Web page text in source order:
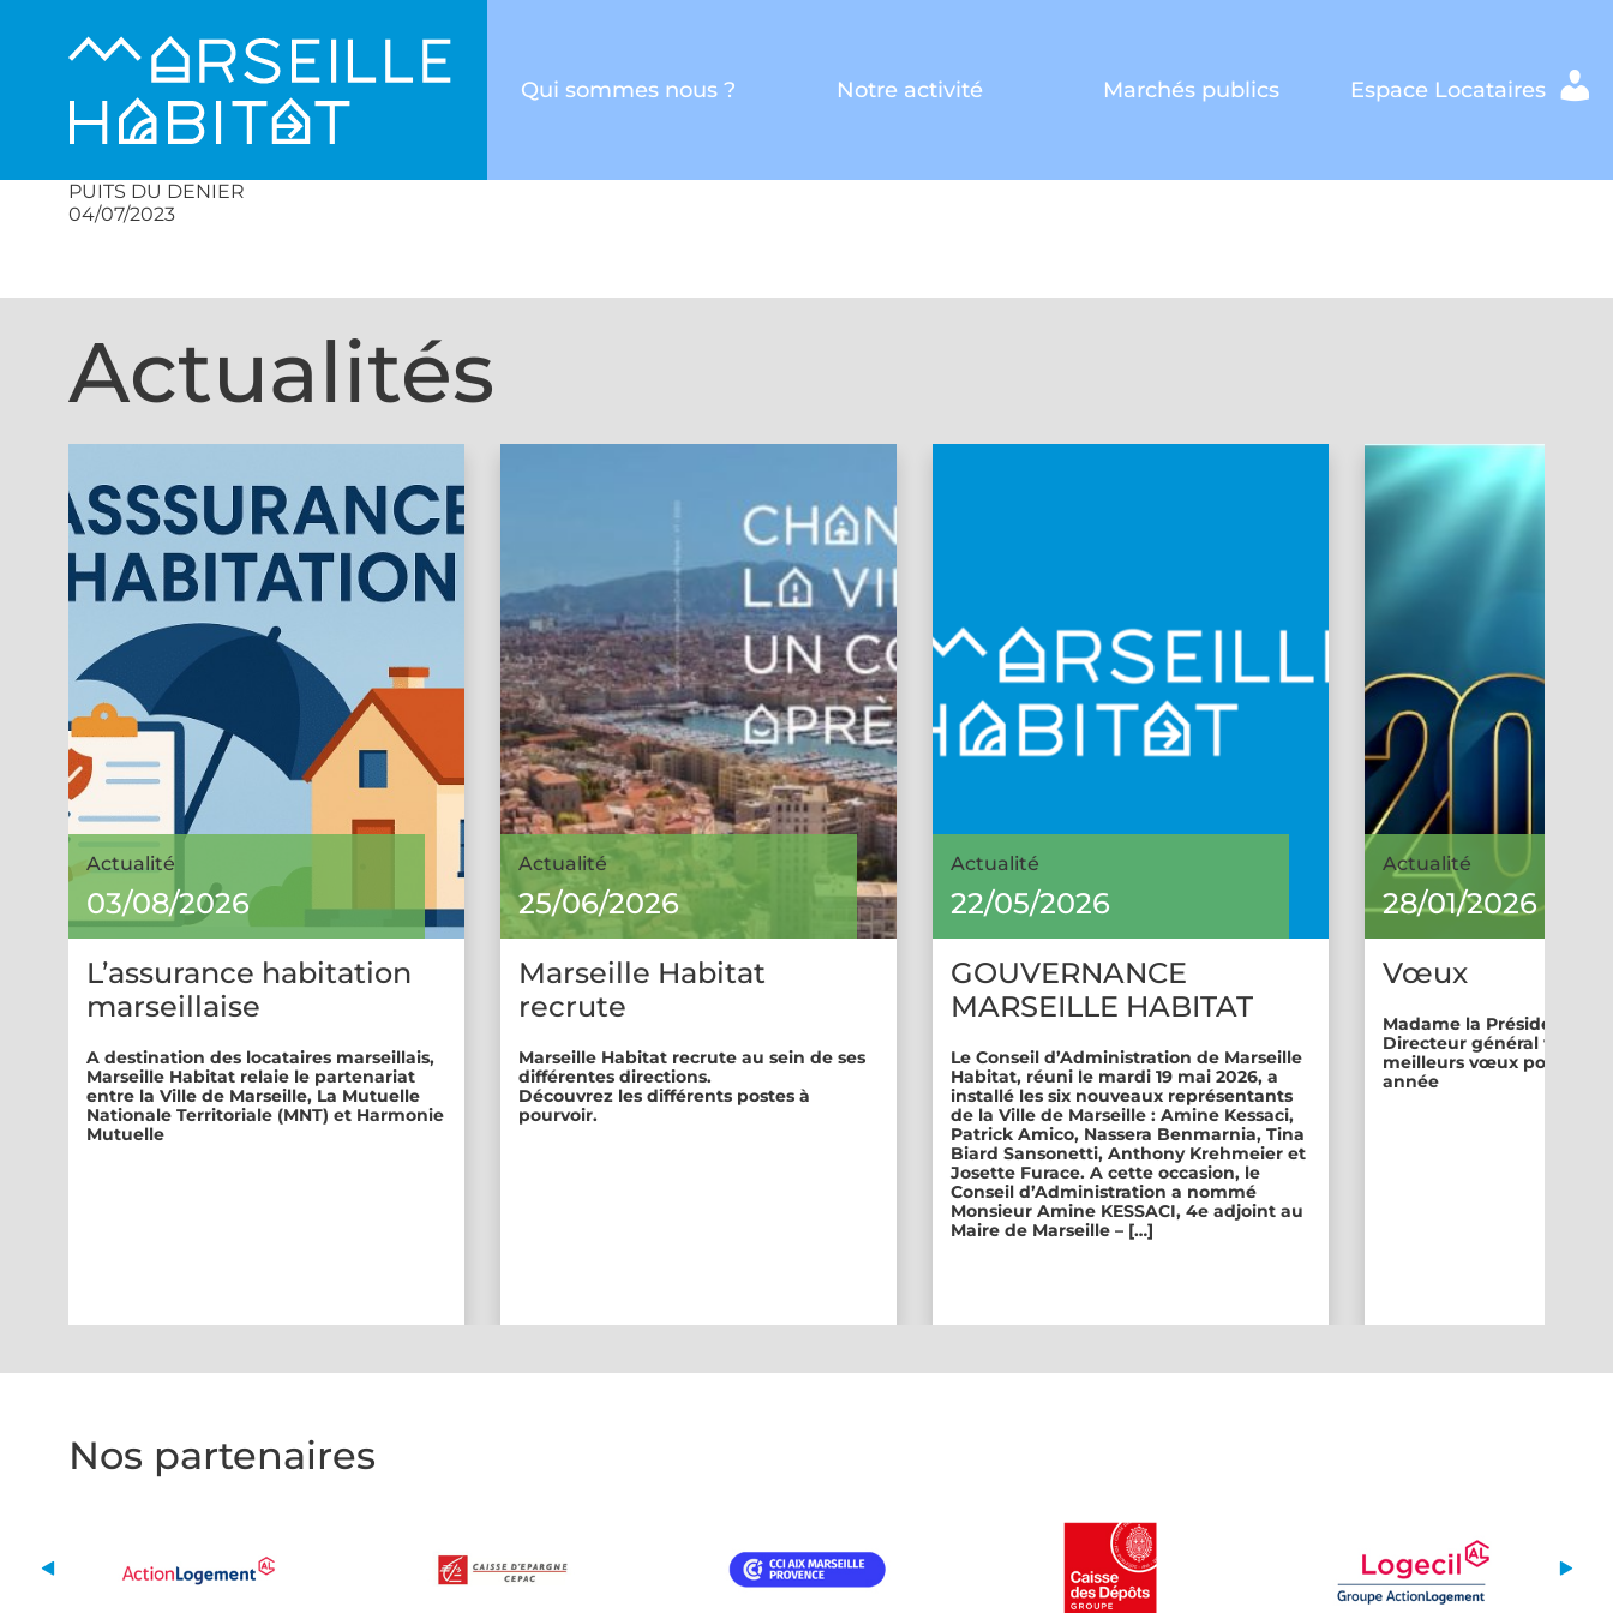
Qui sommes nous ? Notre activité Marchés publics Espace Locataires
PUITS DU DENIER
04/07/2023
Actualités
Actualité
03/08/2026
L’assurance habitation
marseillaise
A destination des locataires marseillais,
Marseille Habitat relaie le partenariat
entre la Ville de Marseille, La Mutuelle
Nationale Territoriale (MNT) et Harmonie
Mutuelle
Actualité
25/06/2026
Marseille Habitat
recrute
Marseille Habitat recrute au sein de ses
différentes directions.
Découvrez les différents postes à
pourvoir.
Actualité
22/05/2026
GOUVERNANCE
MARSEILLE HABITAT
Le Conseil d’Administration de Marseille
Habitat, réuni le mardi 19 mai 2026, a
installé les six nouveaux représentants
de la Ville de Marseille : Amine Kessaci,
Patrick Amico, Nassera Benmarnia, Tina
Biard Sansonetti, Anthony Krehmeier et
Josette Furace. A cette occasion, le
Conseil d’Administration a nommé
Monsieur Amine KESSACI, 4e adjoint au
Maire de Marseille – […]
Actualité
28/01/2026
Vœux
Madame la Présidente et
Directeur général vous
meilleurs vœux pour
année
Nos partenaires